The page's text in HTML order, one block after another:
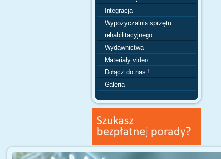
Integracja
Wypożyczalnia sprzętu
rehabilitacyjnego
Wydawnictwa
Materiały video
Dołącz do nas !
Galeria